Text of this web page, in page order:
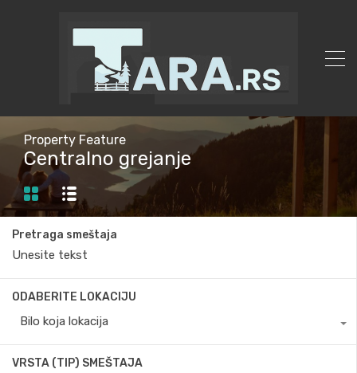
Property Feature
Centralno grejanje
Pretraga smeštaja
ODABERITE LOKACIJU
Bilo koja lokacija
VRSTA (TIP) SMEŠTAJA